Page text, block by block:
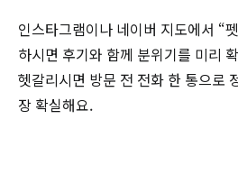
인스타그램이나 네이버 지도에서 “
하시면 후기와 함께 분위기를 미리
헷갈리시면 방문 전 전화 한 통으로
장 확실해요.